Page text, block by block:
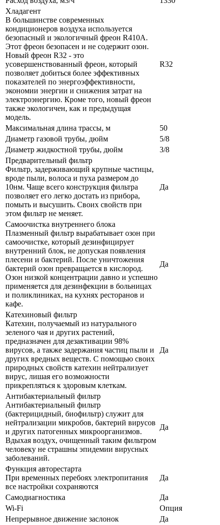
Хладагент
В большинстве современных
кондиционеров воздуха используется
безопасный и экологичный фреон R410A.
Этот фреон безопасен и не содержит озон.
Новый фреон R32 - это
усовершенствованный фреон, который
позволяет добиться более эффективных
показателей по энергоэффективности,
экономии энергии и снижения затрат на
электроэнергию. Кроме того, новый фреон
также экологичен, как и предыдущая
модель.
R32
Максимальная длина трассы, м
50
Диаметр газовой трубы, дюйм
5/8
Диаметр жидкостной трубы, дюйм
3/8
Предварительный фильтр
Фильтр, задерживающий крупные частицы,
вроде пыли, волоса и пуха размером до
10нм. Чаще всего конструкция фильтра
позволяет его легко достать из прибора,
помыть и высушить. Своих свойств при
этом фильтр не меняет.
Да
Самоочистка внутреннего блока
Плазменный фильтр вырабатывает озон при
самоочистке, который дезинфицирует
внутренний блок, не допуская появления
плесени и бактерий. После уничтожения
бактерий озон превращается в кислород.
Озон низкой концентрации давно и успешно
применяется для дезинфекции в больницах
и поликлиниках, на кухнях ресторанов и
кафе.
Да
Катехиновый фильтр
Катехин, получаемый из натурального
зеленого чая и других растений,
предназначен для дезактивации 98%
вирусов, а также задержания частиц пыли и
других вредных веществ. С помощью своих
природных свойств катехин нейтрализует
вирус, лишая его возможности
прикрепляться к здоровым клеткам.
Да
Антибактериальный фильтр
Антибактериальный фильтр
(бактерицидный, биофильтр) служит для
нейтрализации микробов, бактерий вирусов
и других патогенных микроорганизмов.
Вдыхая воздух, очищенный таким фильтром
человеку не страшны эпидемии вирусных
заболеваний.
Да
Функция авторестарта
При временных перебоях электропитания
все настройки сохраняются
Да
Самодиагностика
Да
Wi-Fi
Опция
Непрерывное движение заслонок
Да